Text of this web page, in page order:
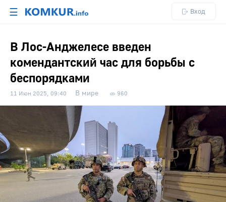
☰ Вход
В Лос-Анджелесе введен
комендантский час для борьбы с
беспорядками
11 Июн 2025, 09:40 В мире 960